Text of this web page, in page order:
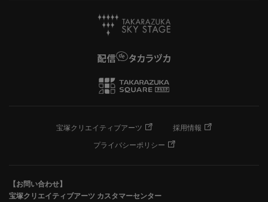
宝塚クリエイティブアーツ
採用情報
プライバシーポリシー
【お問い合わせ】
宝塚クリエイティブアーツ カスタマーセンター